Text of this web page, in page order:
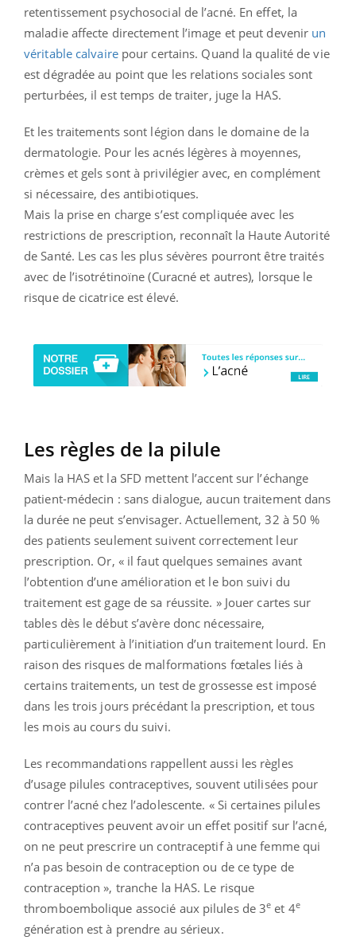
retentissement psychosocial de l’acné. En effet, la
maladie affecte directement l’image et peut devenir un
véritable calvairepour certains. Quand la qualité de vie
est dégradée au point que les relations sociales sont
perturbées, il est temps de traiter, juge la HAS.
Et les traitements sont légion dans le domaine de la
dermatologie. Pour les acnés légères à moyennes,
crèmes et gels sont à privilégier avec, en complément
si nécessaire, des antibiotiques.
Mais la prise en charge s’est compliquée avec les
restrictions de prescription, reconnaît la Haute Autorité
de Santé. Les cas les plus sévères pourront être traités
avec de l’isotrétinoïne (Curacné et autres), lorsque le
risque de cicatrice est élevé.
Les règles de la pilule
Mais la HAS et la SFD mettent l’accent sur l’échange
patient-médecin : sans dialogue, aucun traitement dans
la durée ne peut s’envisager. Actuellement, 32 à 50 %
des patients seulement suivent correctement leur
prescription. Or, « il faut quelques semaines avant
l’obtention d’une amélioration et le bon suivi du
traitement est gage de sa réussite. » Jouer cartes sur
tables dès le début s’avère donc nécessaire,
particulièrement à l’initiation d’un traitement lourd. En
raison des risques de malformations fœtales liés à
certains traitements, un test de grossesse est imposé
dans les trois jours précédant la prescription, et tous
les mois au cours du suivi.
Les recommandations rappellent aussi les règles
d’usage pilules contraceptives, souvent utilisées pour
contrer l’acné chez l’adolescente. « Si certaines pilules
contraceptives peuvent avoir un effet positif sur l’acné,
on ne peut prescrire un contraceptif à une femme qui
n’a pas besoin de contraception ou de ce type de
contraception », tranche la HAS. Le risque
thromboembolique associé aux pilules de 3e et 4e
génération est à prendre au sérieux.